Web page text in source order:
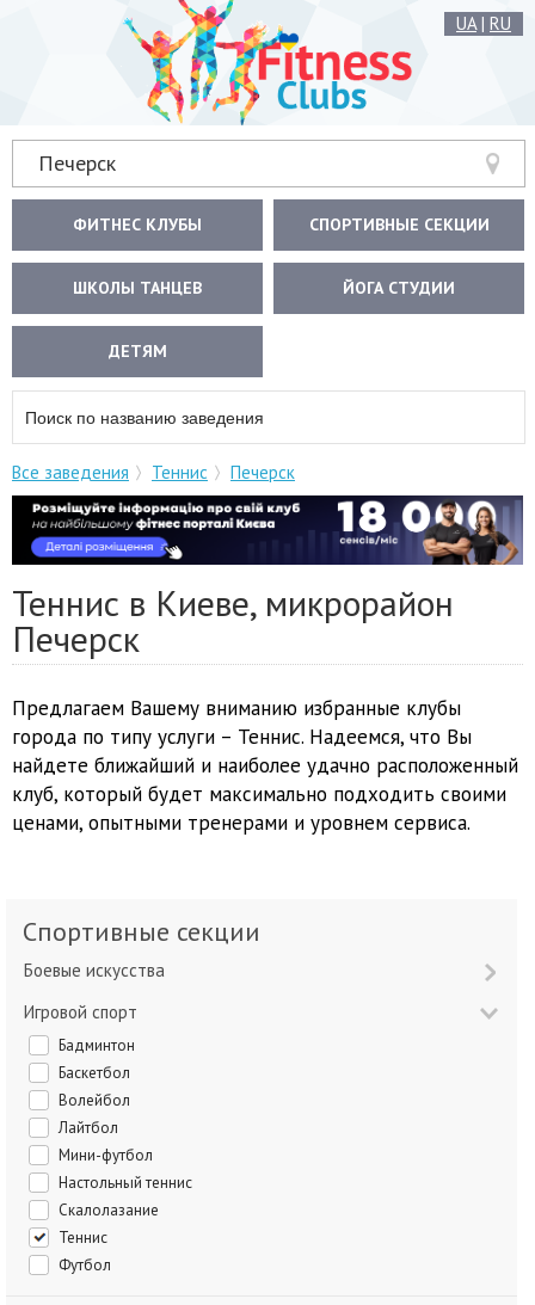
UA| RU
Печерск
ФИТНЕС КЛУБЫ СПОРТИВНЫЕ СЕКЦИИ
ШКОЛЫ ТАНЦЕВ ЙОГА СТУДИИ
ДЕТЯМ
Все заведения Теннис Печерск
Теннис в Киеве, микрорайон
Печерск
Предлагаем Вашему вниманию избранные клубы
города по типу услуги – Теннис. Надеемся, что Вы
найдете ближайший и наиболее удачно расположенный
клуб, который будет максимально подходить своими
ценами, опытными тренерами и уровнем сервиса.
Спортивные секции
Боевые искусства
Игровой спорт
Бадминтон
Баскетбол
Волейбол
Лайтбол
Мини-футбол
Настольный теннис
Скалолазание
Теннис
Футбол